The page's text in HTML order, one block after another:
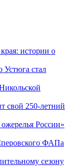
истории о
Устюга стал
свой 250-летний
России»
ФАПа
сезону